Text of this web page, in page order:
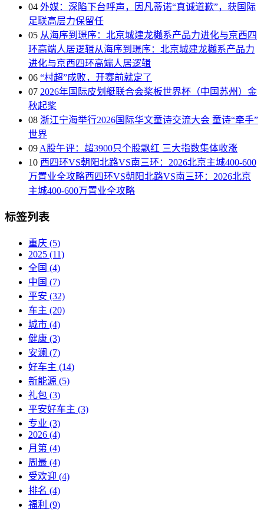
04 外媒：深陷下台呼声，因凡蒂诺“真诚道歉”，获国际
足联高层力保留任
05 从海序到璟序：北京城建龙樾系产品力进化与京西四
环高端人居逻辑从海序到璟序：北京城建龙樾系产品力
进化与京西四环高端人居逻辑
06 “村超”成败，开赛前就定了
07 2026年国际皮划艇联合会桨板世界杯（中国苏州）金
秋起桨
08 浙江宁海举行2026国际华文童诗交流大会 童诗“牵手”
世界
09 A股午评：超3900只个股飘红 三大指数集体收涨
10 西四环VS朝阳北路VS南三环：2026北京主城400-600
万置业全攻略西四环VS朝阳北路VS南三环：2026北京
主城400-600万置业全攻略
标签列表
重庆 (5)
2025 (11)
全国 (4)
中国 (7)
平安 (32)
车主 (20)
城市 (4)
健康 (3)
安澜 (7)
好车主 (14)
新能源 (5)
礼包 (3)
平安好车主 (3)
专业 (3)
2026 (4)
月第 (4)
周最 (4)
受欢迎 (4)
排名 (4)
福利 (9)